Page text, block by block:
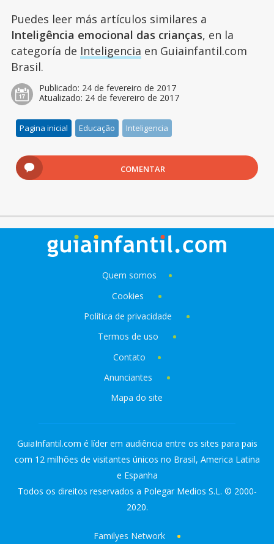
Puedes leer más artículos similares a
Inteligência emocional das crianças, en la
categoría de Inteligencia en Guiainfantil.com
Brasil.
Publicado: 24 de fevereiro de 2017
Atualizado: 24 de fevereiro de 2017
Pagina inicial Educação Inteligencia
COMENTAR
Quem somos
Cookies
Política de privacidade
Termos de uso
Contato
Anunciantes
Mapa do site
GuiaInfantil.com é líder em audiência entre os sites para pais
com 12 milhões de visitantes únicos no Brasil, America Latina
e Espanha
Todos os direitos reservados a Polegar Medios S.L. © 2000-
2020.
Familyes Network